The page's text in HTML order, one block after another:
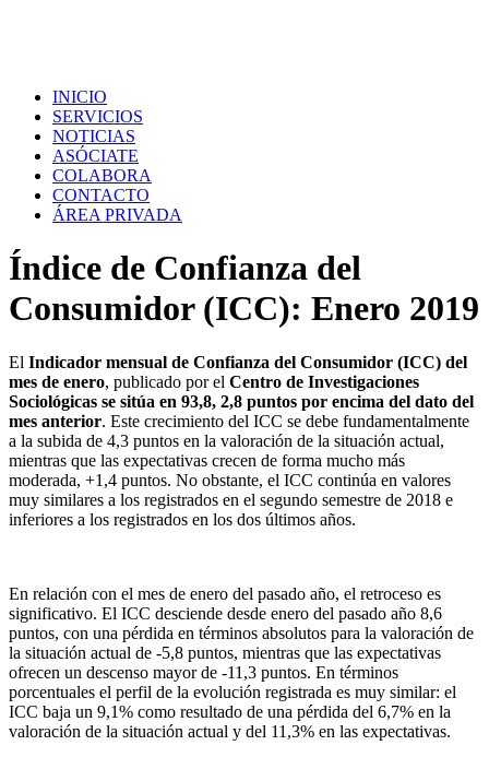
INICIO
SERVICIOS
NOTICIAS
ASÓCIATE
COLABORA
CONTACTO
ÁREA PRIVADA
Índice de Confianza del
Consumidor (ICC): Enero 2019
El Indicador mensual de Confianza del Consumidor (ICC) del
mes de enero, publicado por el Centro de Investigaciones
Sociológicas se sitúa en 93,8, 2,8 puntos por encima del dato del
mes anterior. Este crecimiento del ICC se debe fundamentalmente
a la subida de 4,3 puntos en la valoración de la situación actual,
mientras que las expectativas crecen de forma mucho más
moderada, +1,4 puntos. No obstante, el ICC continúa en valores
muy similares a los registrados en el segundo semestre de 2018 e
inferiores a los registrados en los dos últimos años.
En relación con el mes de enero del pasado año, el retroceso es
significativo. El ICC desciende desde enero del pasado año 8,6
puntos, con una pérdida en términos absolutos para la valoración de
la situación actual de -5,8 puntos, mientras que las expectativas
ofrecen un descenso mayor de -11,3 puntos. En términos
porcentuales el perfil de la evolución registrada es muy similar: el
ICC baja un 9,1% como resultado de una pérdida del 6,7% en la
valoración de la situación actual y del 11,3% en las expectativas.